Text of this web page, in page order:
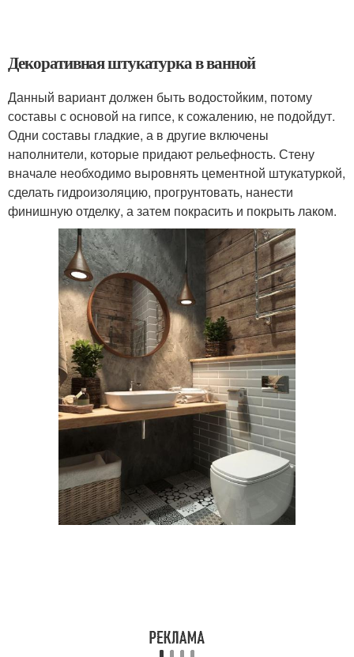
Декоративная штукатурка в ванной
Данный вариант должен быть водостойким, потому
составы с основой на гипсе, к сожалению, не подойдут.
Одни составы гладкие, а в другие включены
наполнители, которые придают рельефность. Стену
вначале необходимо выровнять цементной штукатуркой,
сделать гидроизоляцию, прогрунтовать, нанести
финишную отделку, а затем покрасить и покрыть лаком.